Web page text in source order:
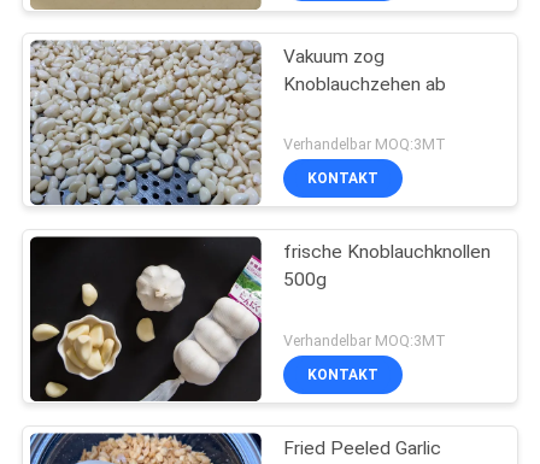
Vakuum zog
Knoblauchzehen ab
Verhandelbar MOQ:3MT
KONTAKT
frische Knoblauchknollen
500g
Verhandelbar MOQ:3MT
KONTAKT
Fried Peeled Garlic